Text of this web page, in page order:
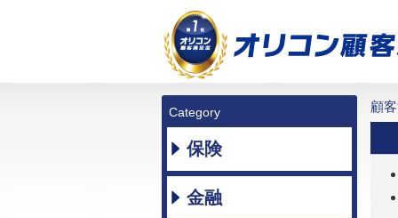
Category
保険
金融
顧